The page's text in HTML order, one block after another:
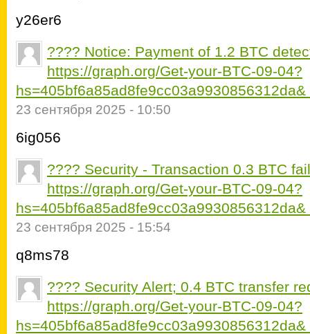
y26er6
???? Notice: Payment of 1.2 BTC
https://graph.org/Get-your-BTC-09-04?
hs=405bf6a85ad8fe9cc03a9930856312da&
23 сентября 2025 - 10:50
6ig056
???? Security - Transaction 0.3 BTC
https://graph.org/Get-your-BTC-09-04?
hs=405bf6a85ad8fe9cc03a9930856312da&
23 сентября 2025 - 15:54
q8ms78
???? Security Alert; 0.4 BTC transfer
https://graph.org/Get-your-BTC-09-04?
hs=405bf6a85ad8fe9cc03a9930856312da&